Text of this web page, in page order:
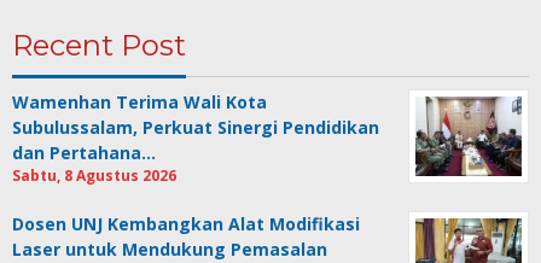
Recent Post
Wamenhan Terima Wali Kota
Subulussalam, Perkuat Sinergi Pendidikan
dan Pertahana…
Sabtu, 8 Agustus 2026
Dosen UNJ Kembangkan Alat Modifikasi
Laser untuk Mendukung Pemasalan